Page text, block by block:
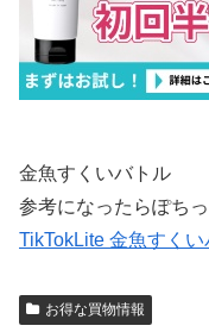
金魚すくいバトル
参考になったらぽち
TikTokLite 金魚すく
お得な買物情報